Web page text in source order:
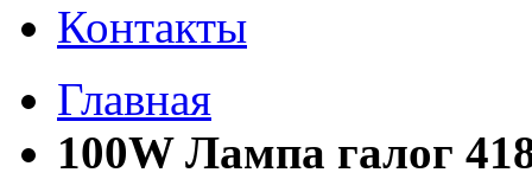
Контакты
Главная
100W Лампа галог